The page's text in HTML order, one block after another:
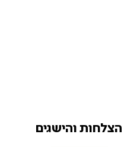
הצלחות והישגים